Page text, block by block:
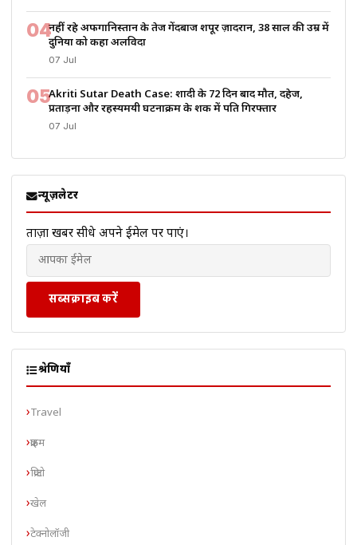
04नहीं रहे अफगानिस्तान के तेज गेंदबाज शपूर ज़ादरान, 38 साल की उम्र में
दुनिया को कहा अलविदा
07 Jul
05Akriti Sutar Death Case: शादी के 72 दिन बाद मौत, दहेज,
प्रताड़ना और रहस्यमयी घटनाक्रम के शक में पति गिरफ्तार
07 Jul
न्यूज़लेटर
ताज़ा खबरें सीधे अपने ईमेल पर पाएं।
सब्सक्राइब करें
श्रेणियाँ
Travel
क्राइम
क्रिप्टो
खेल
टेक्नोलॉजी